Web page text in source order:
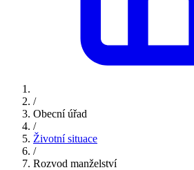
/
Obecní úřad
/
Životní situace
/
Rozvod manželství